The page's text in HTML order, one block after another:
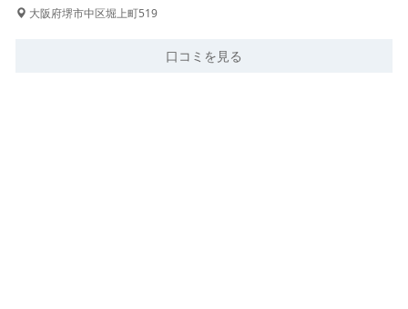
大阪府堺市中区堀上町519
口コミを見る